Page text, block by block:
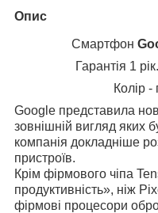
Опис
Смартфон
Гарантія 1
Колір
Google представила
зовнішній вигляд яких
компанія докладніше
пристроїв.
Крім фірмового чіпа
продуктивність», ніж
фірмові процесори